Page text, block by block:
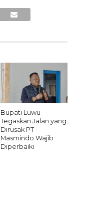
Bupati Luwu
Tegaskan Jalan yang
Dirusak PT
Masmindo Wajib
Diperbaiki